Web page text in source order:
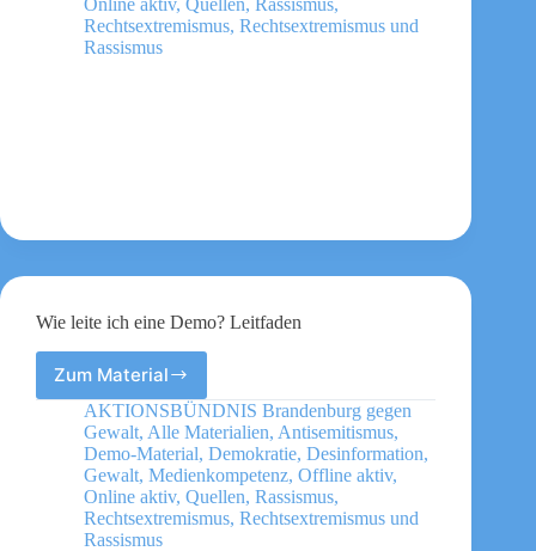
Sitzblockade
beachten?
Leitfaden
Rechtsextremismus, Rechtsextremismus und
Rassismus
Wie leite ich eine Demo? Leitfaden
Zum Material
Wie
leite
ich
eine
Demo?
Leitfaden
AKTIONSBÜNDNIS Brandenburg gegen
Gewalt, Alle Materialien, Antisemitismus,
Demo-Material, Demokratie, Desinformation,
Gewalt, Medienkompetenz, Offline aktiv,
Online aktiv, Quellen, Rassismus,
Rechtsextremismus, Rechtsextremismus und
Rassismus